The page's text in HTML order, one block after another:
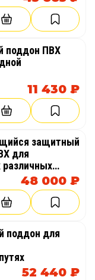
поддон ПВХ
11 430 ₽
защитный
для
различных
48 000 ₽
поддон для
52 440 ₽